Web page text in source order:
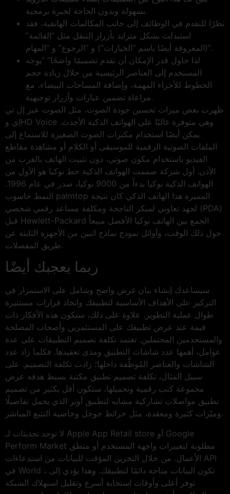
بسهولة وبدون الحاجة لخبرة برمجية.
نظرًا للتقدم في الوظائف إلى جانب المكالمات الهاتفية، فقد
استبدلت بشكل متزايد بأزرار التنقل مثل “القائمة”
(المعروفة أيضًا باسم “الخيارات”) و “الرجوع” و “المهام”.
لذا حاول قدر الإمكان أن تقدم تصميمًا واضحًا” “يوجه
المستخدم إلى العناصر الرئيسية من خلال زيادة حجم
الخطوط للأجزاء المهمة، وإضافة المساحات البيضاء، مع
مراعاة تضمين عبارات وأزرار توجيهية.
ظهرت بعض ميزات تحسين جودة الصوت، مثل الصوت عبر إل تي
إي وHD Voice وهي متوفرة غالبًا على الهواتف الذكية الأحدث.
يمكن أيضًا استخدام مكبرات الصوت الصغيرة للاستماع إلى
الملفات الصوتية الرقمية للموسيقى أو الكلام أو مشاهدة مقاطع
الفيديو باستخدام مكون صوتي، دون تثبيت الهاتف بالقرب من
الأذن. أول شركة صممت الهواتف الذكية خط نوكيا هو الأول من
الهواتف الذكية نوكيا بدءاً من 9000 نوكيا، صدر في عام 1996.
النمط حاسوب palmtop المميزة هذا الهاتف الذكي كان نتيجة
لجهد تعاوني لمبكر الناجحة ومكلفة مساعد رقمي شخصي (PDA)
قبل Hewlett-Packard الجمع بين الهاتف نوكيا الأفضل مبيعاً
حول ذلك الوقت، وأوائل نموذج نماذج اثنين من الأجهزة الثابتة عن
طريق المفصلات.
ربما يعجبك أيضًا
سيساعدك إنشاء بيان غرض واضح وشامل على الاستمرار في
التركيز على الأهداف الأساسية لتطبيقك واتخاذ قرارات مستنيرة
طوال عملية التطوير. علاوة على ذلك، ستكون هذه الأفكار ذات
قيمة عند عرض تطبيقك على المستثمرين وأصحاب المصلحة
والمستخدمين المحتملين. تعتمد تكلفة تصميم التطبيقات على عدة
عوامل، أهمها عدد شاشات التطبيق ومدى تعقيدها. فكلما زاد عدد
الشاشات والعناصر المُوظَّفة داخلها؛ زادت تكلفة التصميم. على
سبيل المثال، تكلفة تصميم تطبيق مكتبة بسيط هدفه عرض
مجموعة كتب رقمية وتحميلها، ستكون أقل بكثير من تصميم
تطبيق مواصلات تشاركية مشابه لتطبيق أوبر الذي يحمل تفاصيلًا
وميّزات كثيرة ومعقدة، مثل خرائط جوجل وخاصية التتبع المباشر.
لا توجد تحديثات لـ Apple App Retail store أو Google
Perform Market مطلوبة لتغييرات واجهة المستخدم أو منطق
الأعمال. من خلال التخزين المؤقت للبيانات من استدعاءات API
في World ، تكون البيانات متاحة دائمًا لتطبيقك. وهذا يؤدي إلى
توفر أعلى وأوقات استجابة أسرع وتقليل استهلاك الشبكة